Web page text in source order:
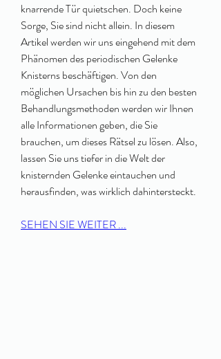
knarrende Tür quietschen. Doch keine
Sorge, Sie sind nicht allein. In diesem
Artikel werden wir uns eingehend mit dem
Phänomen des periodischen Gelenke
Knisterns beschäftigen. Von den
möglichen Ursachen bis hin zu den besten
Behandlungsmethoden werden wir Ihnen
alle Informationen geben, die Sie
brauchen, um dieses Rätsel zu lösen. Also,
lassen Sie uns tiefer in die Welt der
knisternden Gelenke eintauchen und
herausfinden, was wirklich dahintersteckt.
SEHEN SIE WEITER ...